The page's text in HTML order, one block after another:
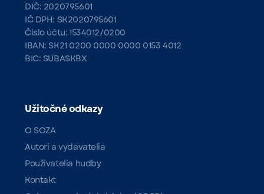
DIČ: 2020795601
IČ DPH: SK2020795601
Číslo účtu: 1534012/0200
IBAN: SK21 0200 0000 0000 0153 4012
BIC: SUBASKBX
Užitočné odkazy
O SOZA
Autori a vydavatelia
Používatelia hudby
Kontakt